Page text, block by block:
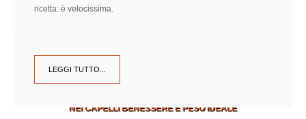
Intolleranze Alimentari
NEI CAPELLI BENESSERE E PESO IDEALE
ricetta: è velocissima.
LEGGI TUTTO...